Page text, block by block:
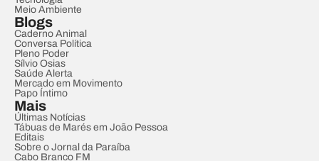
Meio Ambiente
Blogs
Caderno Animal
Conversa Política
Pleno Poder
Sílvio Osias
Saúde Alerta
Mercado em Movimento
Papo Íntimo
Mais
Últimas Notícias
Tábuas de Marés em João Pessoa
Editais
Sobre o Jornal da Paraíba
Cabo Branco FM